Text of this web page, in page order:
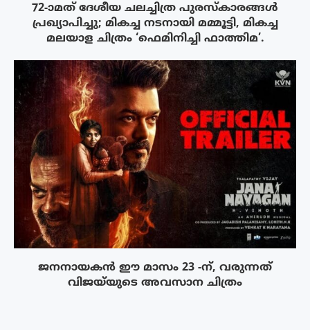
72-ാമത് ദേശീയ ചലച്ചിത്ര പുരസ്‌കാരങ്ങള്‍
പ്രഖ്യാപിച്ചു; മികച്ച നടനായി മമ്മൂട്ടി, മികച്ച
മലയാള ചിത്രം ‘ഫെമിനിച്ചി ഫാത്തിമ’.
ജനനായകൻ ഈ മാസം 23 -ന്, വരുന്നത്
വിജയ്‌യുടെ അവസാന ചിത്രം